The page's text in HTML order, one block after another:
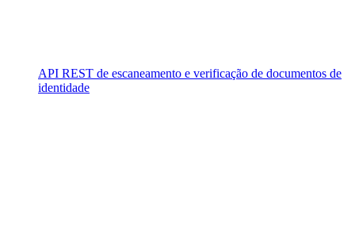
API REST de escaneamento e verificação de documentos de
identidade